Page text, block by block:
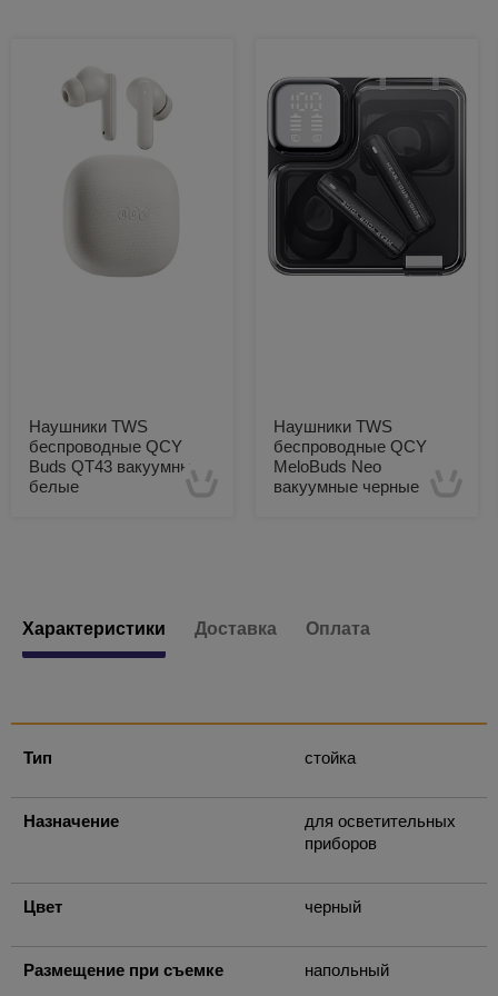
Наушники TWS
беспроводные QCY
Buds QT43 вакуумные
белые
Наушники TWS
беспроводные QCY
MeloBuds Neo
вакуумные черные
Характеристики Доставка Оплата
Тип стойка
Назначение
для осветительных
приборов
Цвет черный
Размещение при съемке напольный